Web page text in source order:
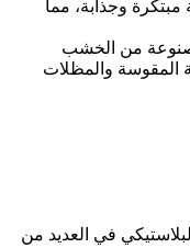
وجذابة، مما
من الخشب
المقوسة والمظلات
في العديد من